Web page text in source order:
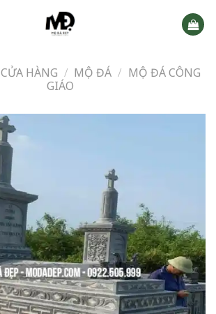
CỬA HÀNG / MỘ ĐÁ / MỘ ĐÁ CÔNG
GIÁO